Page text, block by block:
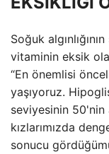
Soğuk
vitaminin eksik
“En önemlisi
yaşıyoruz.
seviyesinin 50'nin
kızlarımızda
sonucu